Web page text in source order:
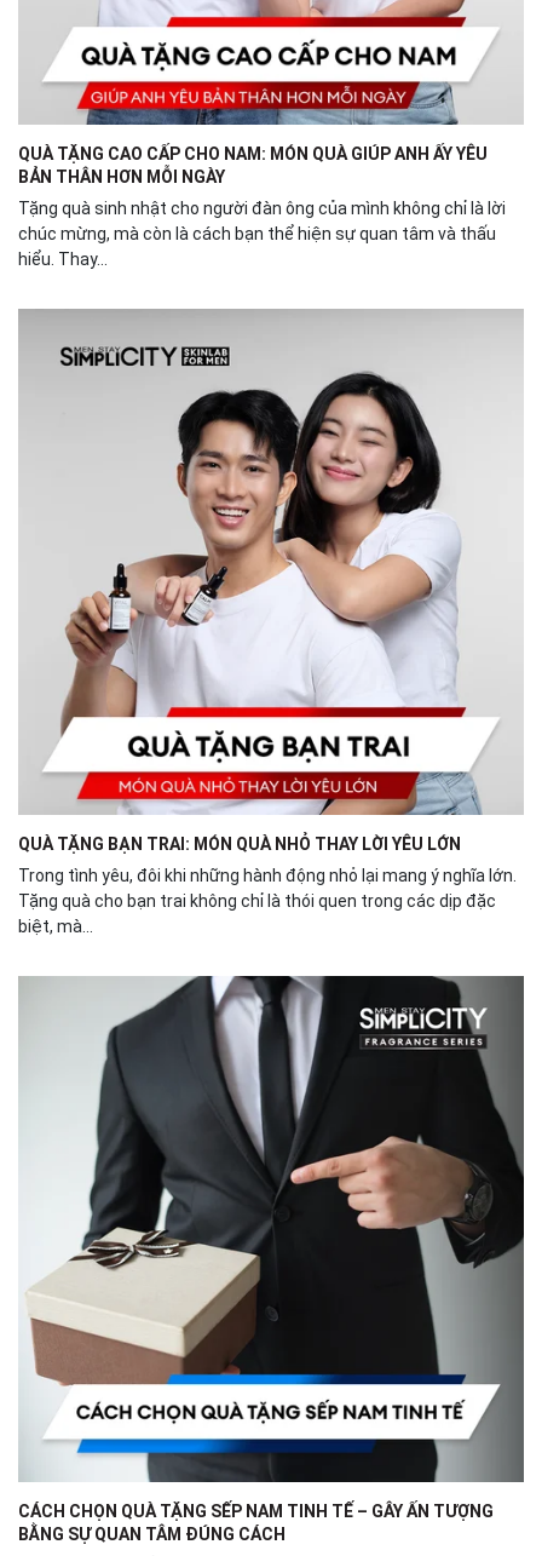
QUÀ TẶNG CAO CẤP CHO NAM: MÓN QUÀ GIÚP ANH ẤY YÊU
BẢN THÂN HƠN MỖI NGÀY
Tặng quà sinh nhật cho người đàn ông của mình không chỉ là lời
chúc mừng, mà còn là cách bạn thể hiện sự quan tâm và thấu
hiểu. Thay...
QUÀ TẶNG BẠN TRAI: MÓN QUÀ NHỎ THAY LỜI YÊU LỚN
Trong tình yêu, đôi khi những hành động nhỏ lại mang ý nghĩa lớn.
Tặng quà cho bạn trai không chỉ là thói quen trong các dịp đặc
biệt, mà...
CÁCH CHỌN QUÀ TẶNG SẾP NAM TINH TẾ – GÂY ẤN TƯỢNG
BẰNG SỰ QUAN TÂM ĐÚNG CÁCH